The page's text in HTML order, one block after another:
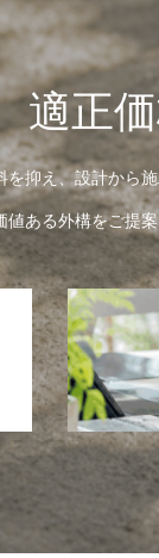
適正価
抑え、設計から施
値ある外構をご提